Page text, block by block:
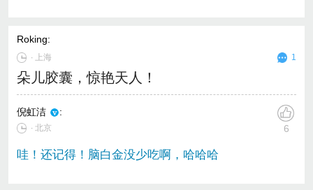
Roking:
∙ 上海 1
朵儿胶囊，惊艳天人！
倪虹洁 :
∙ 北京 6
哇！还记得！脑白金没少吃啊，哈哈哈